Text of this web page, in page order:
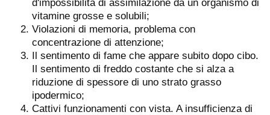
d'impossibilità di assimilazione da un organismo di
vitamine grosse e solubili;
Violazioni di memoria, problema con
concentrazione di attenzione;
Il sentimento di fame che appare subito dopo cibo.
Il sentimento di freddo costante che si alza a
riduzione di spessore di uno strato grasso
ipodermico;
Cattivi funzionamenti con vista. A insufficienza di